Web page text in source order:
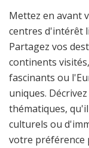
Mettez en avant
centres d'intérêt
Partagez vos
continents
fascinants ou
uniques.
thématiques,
culturels ou
votre